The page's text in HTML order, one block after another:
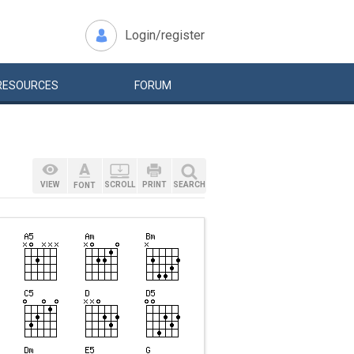
Login/register
FORUM
VIEW FONT SCROLL PRINT SEARCH